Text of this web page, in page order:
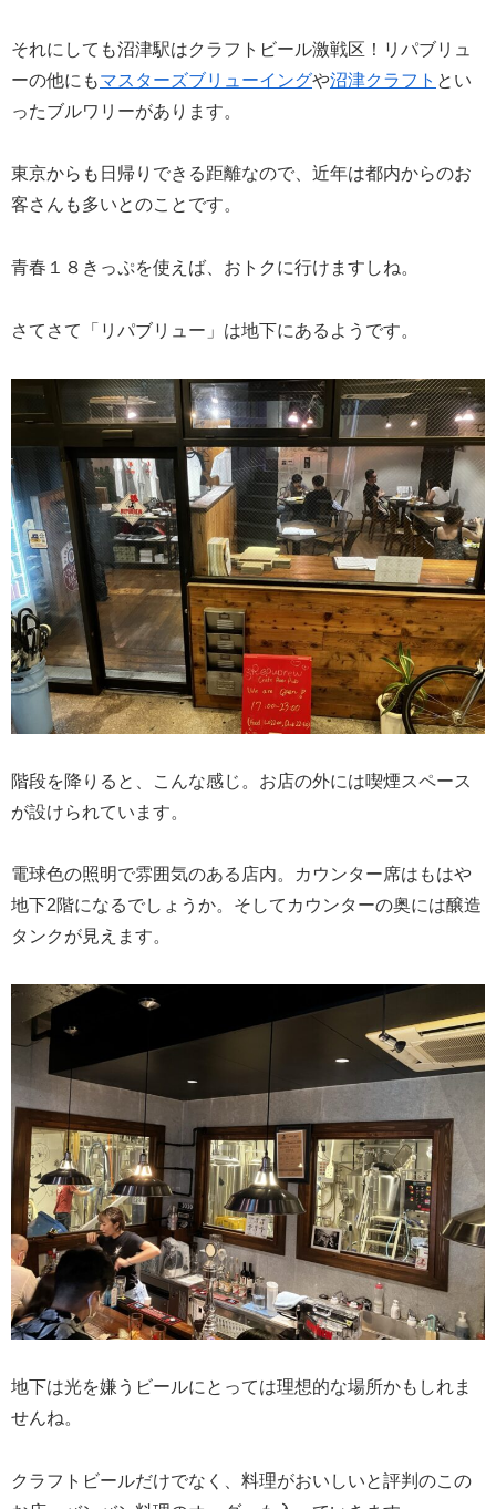
それにしても沼津駅はクラフトビール激戦区！リパブリュ
ーの他にもマスターズブリューイングや沼津クラフト とい
ったブルワリーがあります。
東京からも日帰りできる距離なので、近年は都内からのお
客さんも多いとのことです。
青春１８きっぷを使えば、おトクに行けますしね。
さてさて「リパブリュー」は地下にあるようです。
階段を降りると、こんな感じ。お店の外には喫煙スペース
が設けられています。
電球色の照明で雰囲気のある店内。カウンター席はもはや
地下2階になるでしょうか。そしてカウンターの奥には醸造
タンクが見えます。
地下は光を嫌うビールにとっては理想的な場所かもしれま
せんね。
クラフトビールだけでなく、料理がおいしいと評判のこの